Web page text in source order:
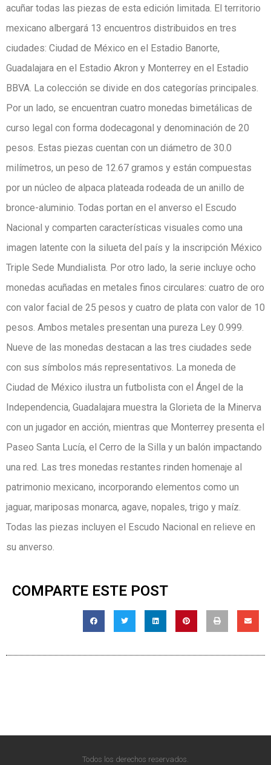
acuñar todas las piezas de esta edición limitada. El territorio
mexicano albergará 13 encuentros distribuidos en tres
ciudades: Ciudad de México en el Estadio Banorte,
Guadalajara en el Estadio Akron y Monterrey en el Estadio
BBVA. La colección se divide en dos categorías principales.
Por un lado, se encuentran cuatro monedas bimetálicas de
curso legal con forma dodecagonal y denominación de 20
pesos. Estas piezas cuentan con un diámetro de 30.0
milímetros, un peso de 12.67 gramos y están compuestas
por un núcleo de alpaca plateada rodeada de un anillo de
bronce-aluminio. Todas portan en el anverso el Escudo
Nacional y comparten características visuales como una
imagen latente con la silueta del país y la inscripción México
Triple Sede Mundialista. Por otro lado, la serie incluye ocho
monedas acuñadas en metales finos circulares: cuatro de oro
con valor facial de 25 pesos y cuatro de plata con valor de 10
pesos. Ambos metales presentan una pureza Ley 0.999.
Nueve de las monedas destacan a las tres ciudades sede
con sus símbolos más representativos. La moneda de
Ciudad de México ilustra un futbolista con el Ángel de la
Independencia, Guadalajara muestra la Glorieta de la Minerva
con un jugador en acción, mientras que Monterrey presenta el
Paseo Santa Lucía, el Cerro de la Silla y un balón impactando
una red. Las tres monedas restantes rinden homenaje al
patrimonio mexicano, incorporando elementos como un
jaguar, mariposas monarca, agave, nopales, trigo y maíz.
Todas las piezas incluyen el Escudo Nacional en relieve en
su anverso.
COMPARTE ESTE POST
Todos los derechos reservados.